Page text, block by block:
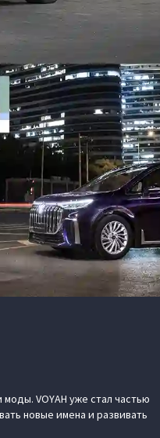
VOYAH уже стал частью
новые имена и развивать